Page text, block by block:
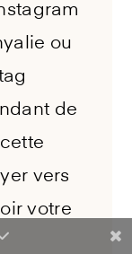
ou
de
vers
votre